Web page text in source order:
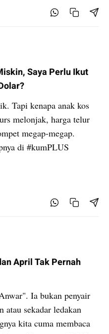
Saya Perlu Ikut
Tapi kenapa anak kos
melonjak, harga telur
megap-megap.
di #kumPLUS
April Tak Pernah
Ia bukan penyair
atau sekadar ledakan
kita cuma membaca